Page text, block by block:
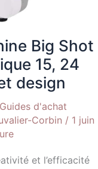
Big Shot
15, 24
design
Guides d'achat
Corbin / 1 juin
et l’efficacité